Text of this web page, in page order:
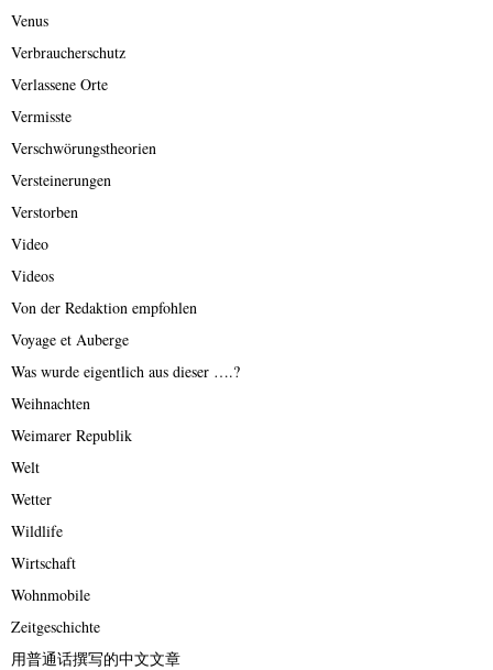
Venus
Verbraucherschutz
Verlassene Orte
Vermisste
Verschwörungstheorien
Versteinerungen
Verstorben
Video
Videos
Von der Redaktion empfohlen
Voyage et Auberge
Was wurde eigentlich aus dieser ….?
Weihnachten
Weimarer Republik
Welt
Wetter
Wildlife
Wirtschaft
Wohnmobile
Zeitgeschichte
用普通话撰写的中文文章